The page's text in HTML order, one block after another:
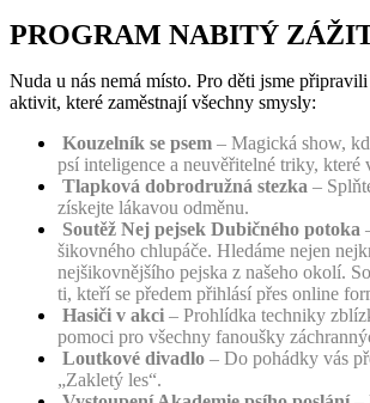
PROGRAM NABITÝ
Nuda u nás nemá místo. Pro děti jsme
aktivit, které zaměstnají všechny smysly:
Kouzelník se psem – Magická show,
psí inteligence a neuvěřitelné triky, které
Tlapková dobrodružná stezka –
získejte lákavou odměnu.
Soutěž Nej pejsek Dubičného potoka
šikovného chlupáče. Hledáme nejen
nejšikovnějšího pejska z našeho okolí.
ti, kteří se předem přihlásí přes online
Hasiči v akci – Prohlídka techniky
pomoci pro všechny fanoušky
Loutkové divadlo – Do pohádky vás
„Zakletý les“.